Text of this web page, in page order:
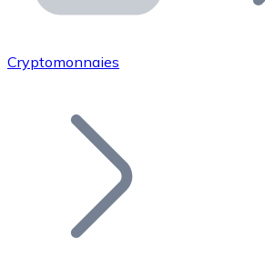
Rejoignez notre réseau de
Ajoutez le token de votre projet
Cryptomonnaies